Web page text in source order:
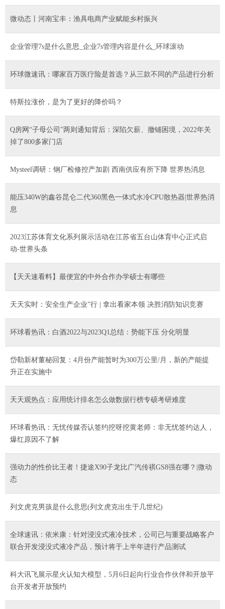
微动态丨河南宝丰：渔具电商产业赋能乡村振兴
企业管理7s是什么意思_企业7s管理内容是什么_环球滚动
环球微速讯：哪家百万医疗险是首选？从三款不同的产品进行分析
特斯拉涨价，是为了更好的降价吗？
Q房网“子母公司”两则通知背后：深陷欠薪、撤铺困境，2022年关
掉了800多家门店
Mysteel调研：钢厂检修控产加剧 西南供应有所下降 世界热消息
能压340W的鑫谷昆仑二代360黑色一体式水冷CPU散热器|世界热消
息
2023江苏体育文化系列展示活动在江苏省五台山体育中心正式启
动-世界头条
【天天速看料】最便宜的中外合作办学硕士有哪些
天天实时：安全生产企业”行 | 拿出看家本领 决胜消防知识竞赛
环球看热讯：白酒2022与2023Q1总结：势能下压 分化明显
岱勒新材董秘回复：4月份产能暂时为300万公里/月，新的产能提
升正在实施中
天天观热点：应用统计排名怎么做数据行榜专硕考研难度
环球看热讯：无忧传媒否认签约挖呀挖黄老师：非无忧签约达人，
爆红原因不了解
强动力的性价比王者！捷途X90子龙比广汽传祺GS8强在哪？|微动
态
列文虎克男孩是什么意思(列文虎克出生于几世纪)
全球速讯：依米康：针对浸没式液冷技术，公司已与重要战略客户
联合开发浸没式液冷产品，预计将于上半年进行产品测试
科大讯飞展示星火认知大模型，5月6日起向行业合作伙伴和开放平
台开发者开放预约